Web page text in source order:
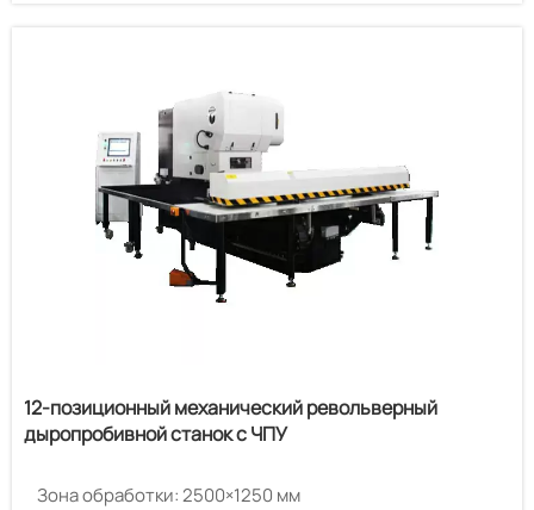
12-позиционный механический револьверный
дыропробивной станок с ЧПУ
Зона обработки: 2500×1250 мм